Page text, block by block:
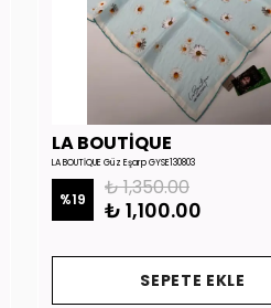
LA BOUTİQUE
LA BOUTİQUE Güz Eşarp GYSE130803
%19 ₺ 1,350.00
₺ 1,100.00
SEPETE EKLE